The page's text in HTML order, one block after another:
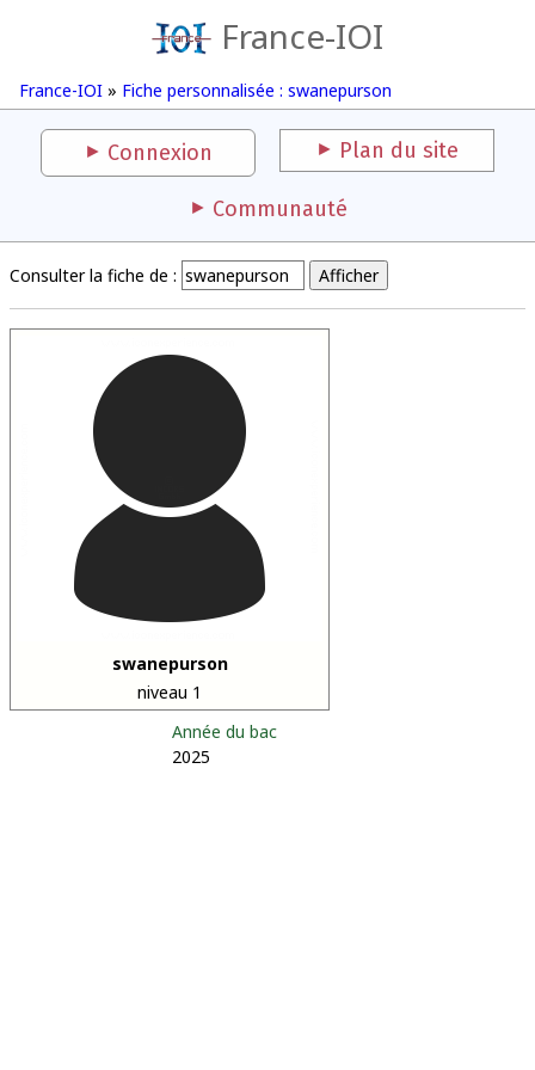
France-IOI
France-IOI » Fiche personnalisée : swanepurson
Connexion Plan du site
Communauté
Consulter la fiche de :
swanepurson
niveau 1
Année du bac
2025